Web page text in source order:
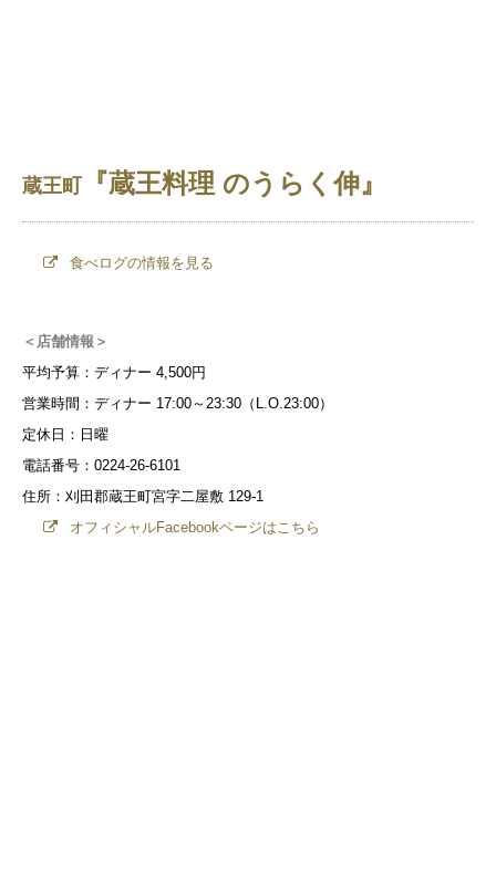
蔵王町 『蔵王料理 のうらく伸』
食べログの情報を見る
＜店舗情報＞
平均予算：ディナー 4,500円
営業時間：ディナー 17:00～23:30（L.O.23:00）
定休日：日曜
電話番号：0224-26-6101
住所：刈田郡蔵王町宮字二屋敷 129-1
オフィシャルFacebookページはこちら